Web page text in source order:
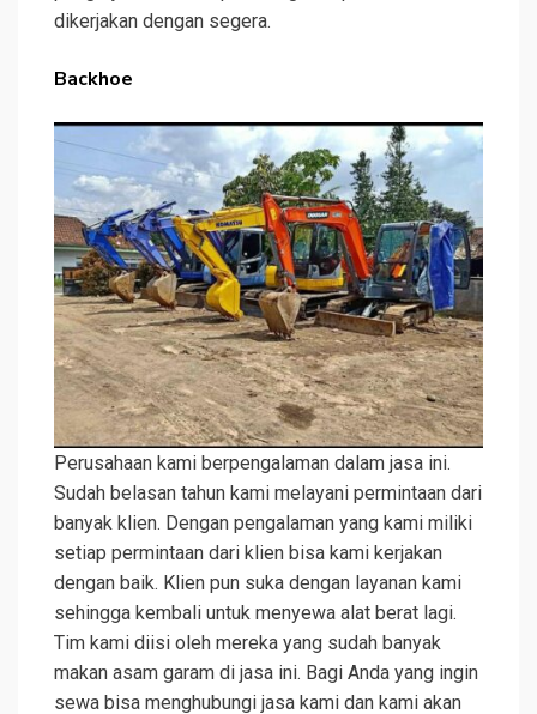
dikerjakan dengan segera.
Backhoe
Perusahaan kami berpengalaman dalam jasa ini.
Sudah belasan tahun kami melayani permintaan dari
banyak klien. Dengan pengalaman yang kami miliki
setiap permintaan dari klien bisa kami kerjakan
dengan baik. Klien pun suka dengan layanan kami
sehingga kembali untuk menyewa alat berat lagi.
Tim kami diisi oleh mereka yang sudah banyak
makan asam garam di jasa ini. Bagi Anda yang ingin
sewa bisa menghubungi jasa kami dan kami akan